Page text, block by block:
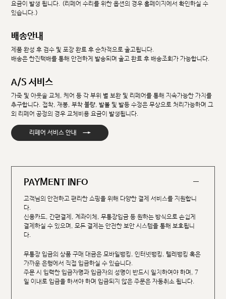
요금이 발생 됩니다. (리페어 수리를 위한 옵션의 경우 홈페이지에서 확인하실 수
있습니다.)
배송안내
제품 완성 후 검수 및 포장 완료 후 순차적으로 출고됩니다.
배송은 한진택배를 통해 안전하게 발송되며 출고 완료 후 배송조회가 가능합니다.
A/S 서비스
가죽 및 아웃솔 교체, 케어 등 각 부위 별 보완 및 리페어를 통해 지속가능한 가치를
추구합니다. 접착, 재봉, 부착 불량, 발볼 및 발등 수정은 무상으로 처리가능하며 그
외 리페어 공정의 경우 교체비용 요금이 발생됩니다.
리페어 서비스 안내 →
PAYMENT INFO
고객님의 안전하고 편리한 쇼핑을 위해 다양한 결제 서비스를 지원합니
다.
신용카드, 간편결제, 계좌이체, 무통장입금 등 원하는 방식으로 손쉽게
결제하실 수 있으며, 모든 결제는 안전한 보안 시스템을 통해 보호됩니
다.
무통장 입금의 상품 구매 대금은 모바일뱅킹, 인터넷뱅킹, 텔레뱅킹 혹은
가까운 은행에서 직접 입금하실 수 있습니다.
주문 시 입력한 입금자명과 입금자의 성명이 반드시 일치하여야 하며, 7
일 이내로 입금을 하셔야 하며 입금되지 않은 주문은 자동취소 됩니다.